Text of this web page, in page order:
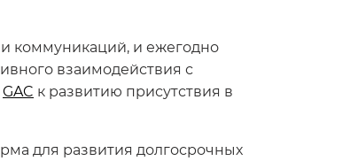
коммуникаций, и ежегодно
взаимодействия с
GAC к развитию присутствия в
для развития долгосрочных